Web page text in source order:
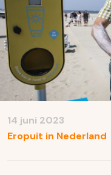
14 juni 2023
Eropuit in Nederland